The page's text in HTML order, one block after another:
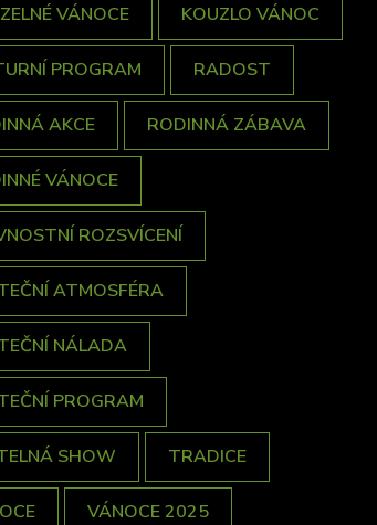
VÁNOCE KOUZLO VÁNOC
PROGRAM RADOST
AKCE RODINNÁ ZÁBAVA
VÁNOCE
ROZSVÍCENÍ
ATMOSFÉRA
NÁLADA
PROGRAM
SHOW TRADICE
VÁNOCE 2025